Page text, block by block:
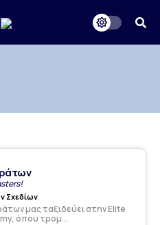
Σχεδίων
μας ταξιδεύει στην Elite
όπου τρομ...